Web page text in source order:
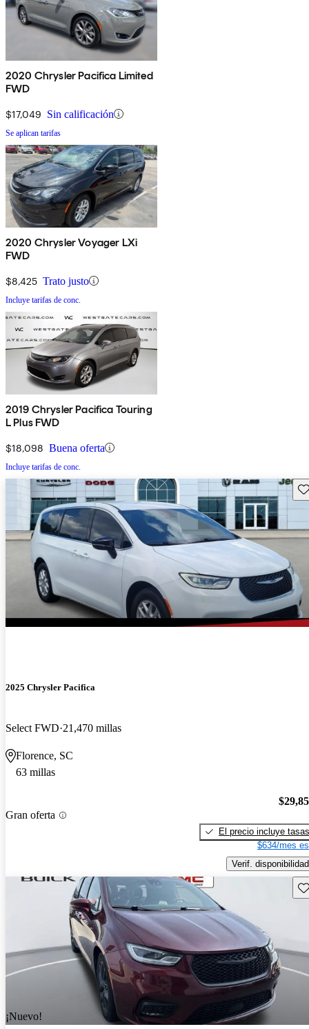
2020 Chrysler Pacifica Limited
FWD
$17,049 Sin calificación
Se aplican tarifas
2020 Chrysler Voyager LXi
FWD
$8,425 Trato justo
Incluye tarifas de conc.
2019 Chrysler Pacifica Touring
L Plus FWD
$18,098 Buena oferta
Incluye tarifas de conc.
2025 Chrysler Pacifica
Select FWD 21,470 millas
Florence, SC
63 millas
Gran oferta
El precio incluye tasas
$634/mes
Verif. disponibilidad
¡Nuevo!